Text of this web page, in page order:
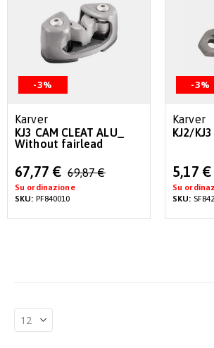
-3%
Karver
KJ3 CAM CLEAT ALU_
Without fairlead
Special
Price
67,77 € 69,87 €
Su ordinazione
SKU: PF840010
-3%
Karver
KJ2/
Special
Price
5,17 €
Su
SKU: